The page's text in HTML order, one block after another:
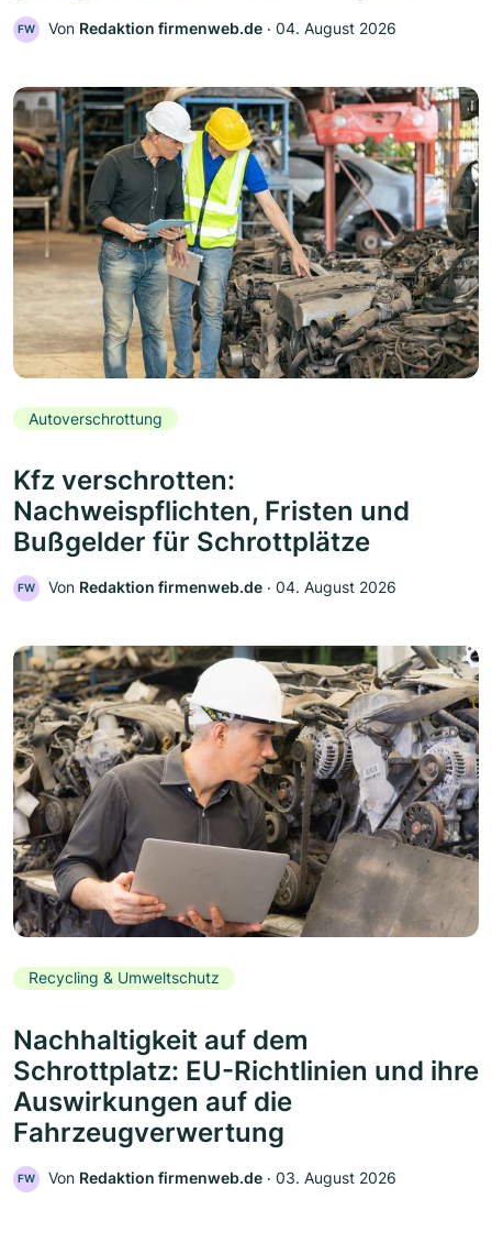
FW Von Redaktion firmenweb.de ‧ 04. August 2026
Autoverschrottung
Kfz verschrotten:
Nachweispflichten, Fristen und
Bußgelder für Schrottplätze
FW Von Redaktion firmenweb.de ‧ 04. August 2026
Recycling & Umweltschutz
Nachhaltigkeit auf dem
Schrottplatz: EU-Richtlinien und ihre
Auswirkungen auf die
Fahrzeugverwertung
FW Von Redaktion firmenweb.de ‧ 03. August 2026